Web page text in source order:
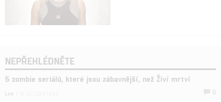
NEPŘEHLÉDNĚTE
5 zombie seriálů, které jsou zábavnější, než Živí mrtví